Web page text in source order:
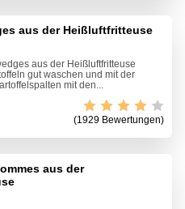
aus der Heißluftfritteuse
aus der Heißluftfritteuse
gut waschen und mit der
mit den...
(1929 Bewertungen)
aus der